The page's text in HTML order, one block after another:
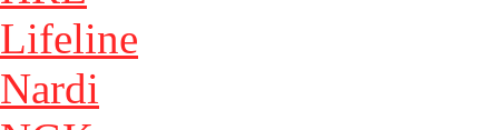
Lifeline
Nardi